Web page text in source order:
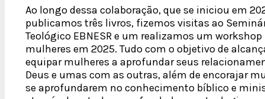
Ao longo dessa colaboração, que se iniciou em
publicamos três livros, fizemos visitas ao
Teológico EBNESR e um realizamos um workshop
mulheres em 2025. Tudo com o objetivo de
equipar mulheres a aprofundar seus
Deus e umas com as outras, além de encorajar
se aprofundarem no conhecimento bíblico e